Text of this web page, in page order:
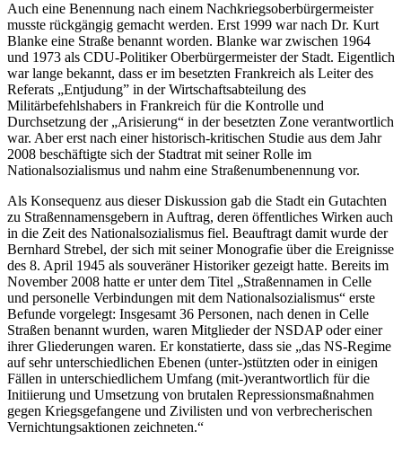
Auch eine Benennung nach einem Nachkriegsoberbürgermeister
musste rückgängig gemacht werden. Erst 1999 war nach Dr. Kurt
Blanke eine Straße benannt worden. Blanke war zwischen 1964
und 1973 als CDU-Politiker Oberbürgermeister der Stadt. Eigentlich
war lange bekannt, dass er im besetzten Frankreich als Leiter des
Referats „Entjudung” in der Wirtschaftsabteilung des
Militärbefehlshabers in Frankreich für die Kontrolle und
Durchsetzung der „Arisierung“ in der besetzten Zone verantwortlich
war. Aber erst nach einer historisch-kritischen Studie aus dem Jahr
2008 beschäftigte sich der Stadtrat mit seiner Rolle im
Nationalsozialismus und nahm eine Straßenumbenennung vor.
Als Konsequenz aus dieser Diskussion gab die Stadt ein Gutachten
zu Straßennamensgebern in Auftrag, deren öffentliches Wirken auch
in die Zeit des Nationalsozialismus fiel. Beauftragt damit wurde der
Bernhard Strebel, der sich mit seiner Monografie über die Ereignisse
des 8. April 1945 als souveräner Historiker gezeigt hatte. Bereits im
November 2008 hatte er unter dem Titel „Straßennamen in Celle
und personelle Verbindungen mit dem Nationalsozialismus“ erste
Befunde vorgelegt: Insgesamt 36 Personen, nach denen in Celle
Straßen benannt wurden, waren Mitglieder der NSDAP oder einer
ihrer Gliederungen waren. Er konstatierte, dass sie „das NS-Regime
auf sehr unterschiedlichen Ebenen (unter-)stützten oder in einigen
Fällen in unterschiedlichem Umfang (mit-)verantwortlich für die
Initiierung und Umsetzung von brutalen Repressionsmaßnahmen
gegen Kriegsgefangene und Zivilisten und von verbrecherischen
Vernichtungsaktionen zeichneten.“